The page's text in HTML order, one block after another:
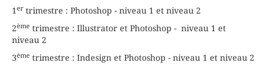
1 er trimestre : Photoshop - niveau 1 et niveau 2
2ème trimestre : Illustrator et Photoshop - niveau 1 et
niveau 2
3ème trimestre : Indesign et Photoshop - niveau 1 et niveau 2